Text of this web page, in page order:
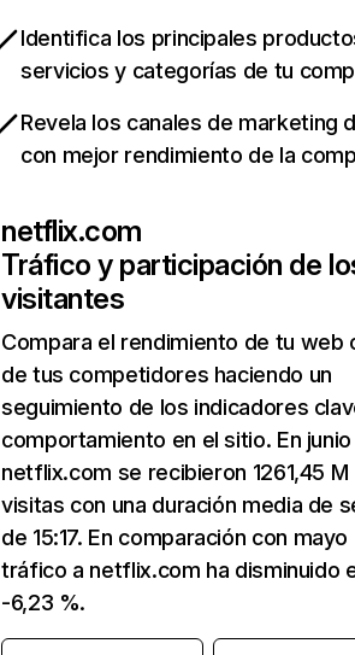
Identifica los principales
servicios y categorías de tu
Revela los canales de marketing
con mejor rendimiento de la
netflix.com
Tráfico y participación de
visitantes
Compara el rendimiento de tu web
de tus competidores haciendo un
seguimiento de los indicadores
comportamiento en el sitio. En junio
netflix.com se recibieron 1261,45 M
visitas con una duración media de
de 15:17. En comparación con mayo
tráfico a netflix.com ha disminuido
-6,23 %.